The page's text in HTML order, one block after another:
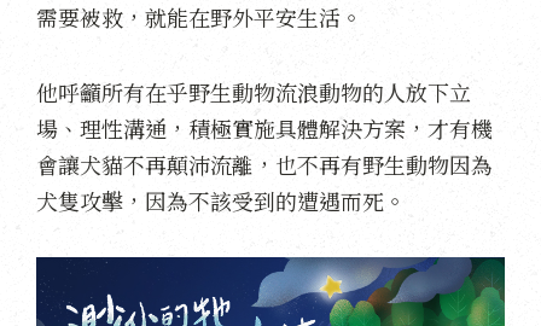
需要被救，就能在野外平安生活。
他呼籲所有在乎野生動物流浪動物的人放下立
場、理性溝通，積極實施具體解決方案，才有機
會讓犬貓不再顛沛流離，也不再有野生動物因為
犬隻攻擊，因為不該受到的遭遇而死。